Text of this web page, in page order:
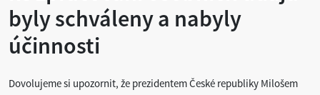
byly schváleny a nabyly
účinnosti
Dovolujeme si upozornit, že prezidentem České republiky Milošem